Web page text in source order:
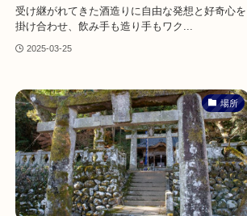
受け継がれてきた酒造りに自由な発想と好奇心を
掛け合わせ、飲み手も造り手もワク...
2025-03-25
場所